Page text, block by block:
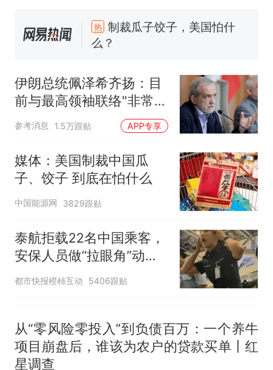
热 制裁瓜子饺子，美国怕什
么？
伊朗总统佩泽希齐扬：目
前与最高领袖联络"非常困
难"
参考消息 1.5万跟贴 APP专享
媒体：美国制裁中国瓜
子、饺子 到底在怕什么
中国能源网 3829跟贴
泰航拒载22名中国乘客，
安保人员做“拉眼角”动
作，泰国机场最新回应：
改签但没兑现
都市快报橙柿互动 5406跟贴
从“零风险零投入”到负债百万：一个养牛
项目崩盘后，谁该为农户的贷款买单丨红
星调查